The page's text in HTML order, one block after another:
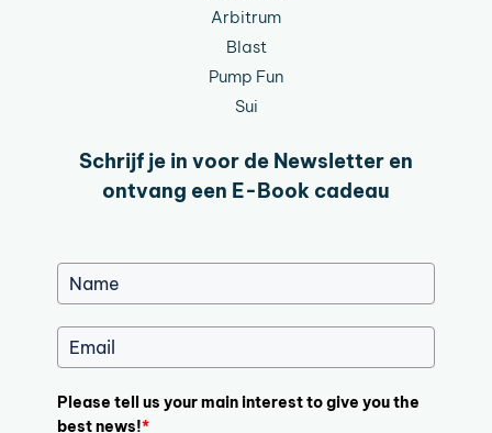
Arbitrum
Blast
Pump Fun
Sui
Schrijf je in voor de Newsletter en
ontvang een E-Book cadeau
Please tell us your main interest to give you the
best news!*